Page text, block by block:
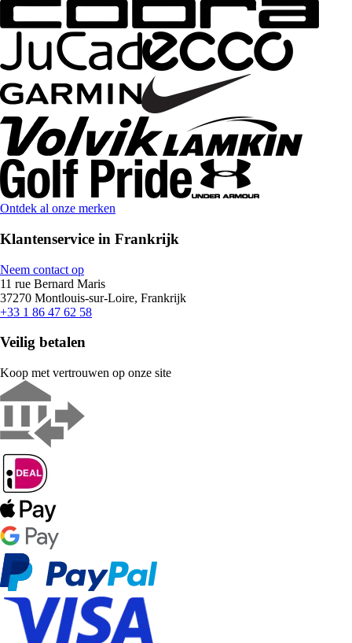
Ontdek al onze merken
Klantenservice in Frankrijk
Neem contact op
11 rue Bernard Maris
37270 Montlouis-sur-Loire, Frankrijk
+33 1 86 47 62 58
Veilig betalen
Koop met vertrouwen op onze site